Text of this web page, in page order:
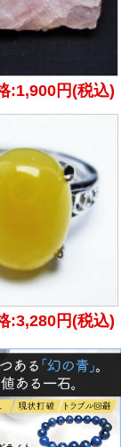
:1,900円(税込)
:3,280円(税込)